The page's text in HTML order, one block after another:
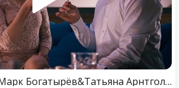
Ты меня прости:)Марк Богатырёв&Татьяна Арнтгольц)Наживка для ангела (2017)